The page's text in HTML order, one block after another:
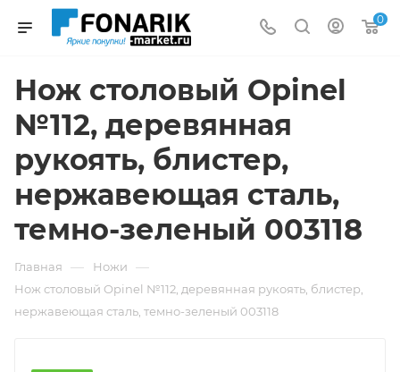
0
Нож столовый Opinel
№112, деревянная
рукоять, блистер,
нержавеющая сталь,
темно-зеленый 003118
Главная — Ножи —
Нож столовый Opinel №112, деревянная рукоять, блистер,
нержавеющая сталь, темно-зеленый 003118